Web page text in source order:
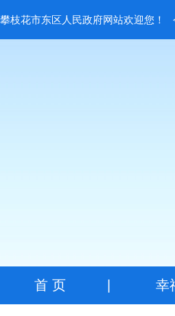
攀枝花市东区人民政府网站欢迎您！
首 页| 幸